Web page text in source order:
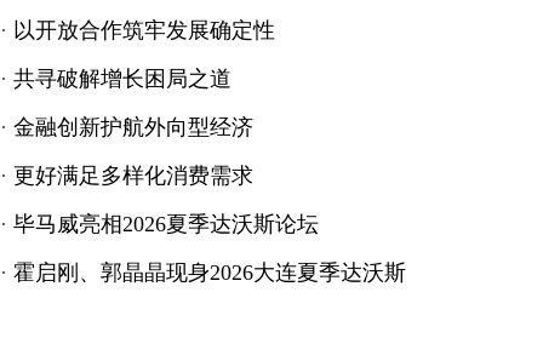
· 以开放合作筑牢发展确定性
· 共寻破解增长困局之道
· 金融创新护航外向型经济
· 更好满足多样化消费需求
· 毕马威亮相2026夏季达沃斯论坛
· 霍启刚、郭晶晶现身2026大连夏季达沃斯